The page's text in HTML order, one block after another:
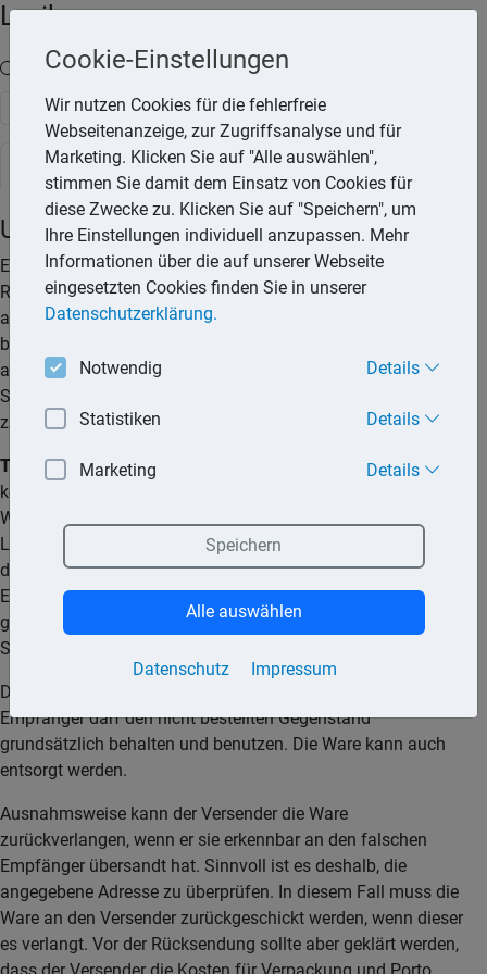
Lexika
Volltext-Suche in den Lexika
Suchen
Rechtslexikon
Unbestellte Ware
Eine Masche von Händlern ist es, Verbrauchern mit einer
Rechnung Waren (z. B. eine Zeitschrift, ein Buch oder einen
anderen Gebrauchsgegenstand) zu schicken, die diese nicht
bestellt haben. Dann wird mit Zahlungsaufforderungen Druck
ausgeübt, und der Adressat weiß nicht, wie er mit dieser
Situation umgehen soll: Ware behalten, zurückschicken oder
zahlen?
Tipp:
Allein durch die Lieferung unbestellter Waren kommt
kein Kaufvertrag zustande. Der Lieferant einer unbestellten
Ware hat keine Ansprüche gegen den Verbraucher. Die
Lieferung einer unbestellten Ware stellt rechtlich ein Angebot
dar, das angenommen oder abgelehnt werden kann. Der
Empfänger der Ware ist nicht zur Zahlung verpflichtet. Das
gilt unabhängig davon, was der Versender im beiliegenden
Schreiben behauptet.
Die unbestellte Ware muss nicht zurückgeschickt werden. Der
Empfänger darf den nicht bestellten Gegenstand
grundsätzlich behalten und benutzen. Die Ware kann auch
entsorgt werden.
Ausnahmsweise kann der Versender die Ware
zurückverlangen, wenn er sie erkennbar an den falschen
Empfänger übersandt hat. Sinnvoll ist es deshalb, die
angegebene Adresse zu überprüfen. In diesem Fall muss die
Ware an den Versender zurückgeschickt werden, wenn dieser
es verlangt. Vor der Rücksendung sollte aber geklärt werden,
Cookie-Einstellungen
Wir nutzen Cookies für die fehlerfreie
Webseitenanzeige, zur Zugriffsanalyse und für
Marketing. Klicken Sie auf "Alle auswählen",
stimmen Sie damit dem Einsatz von Cookies für
diese Zwecke zu. Klicken Sie auf "Speichern", um
Ihre Einstellungen individuell anzupassen. Mehr
Informationen über die auf unserer Webseite
eingesetzten Cookies finden Sie in unserer
Datenschutzerklärung.
Notwendig Details
Statistiken Details
Marketing Details
Datenschutz Impressum
Speichern
Alle auswählen